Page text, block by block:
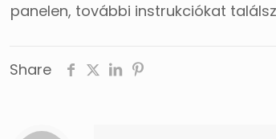
panelen, további instrukciókat
Share